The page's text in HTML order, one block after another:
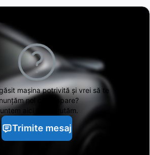
mașina potrivită și vrei să te
noi când apare?
aici să te ajutăm.
Trimite mesaj